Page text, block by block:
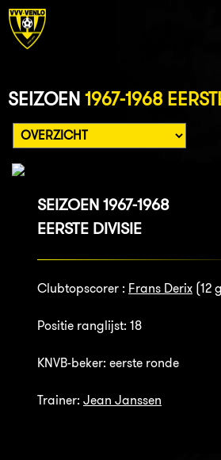
SEIZOEN 1967-1968
SEIZOEN 1967-1968
EERSTE DIVISIE
Clubtopscorer : Frans Derix (12
Positie ranglijst: 18
KNVB-beker: eerste ronde
Trainer: Jean Janssen